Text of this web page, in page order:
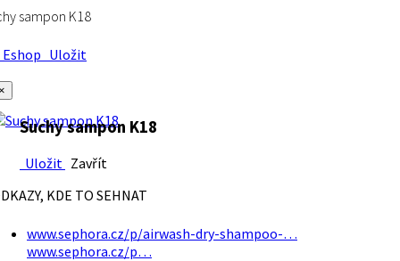
sampon K18
Uložit
Suchy sampon K18
Uložit Zavřít
KDE TO SEHNAT
www.sephora.cz/p/airwash-dry-shampoo-…
www.sephora.cz/p…